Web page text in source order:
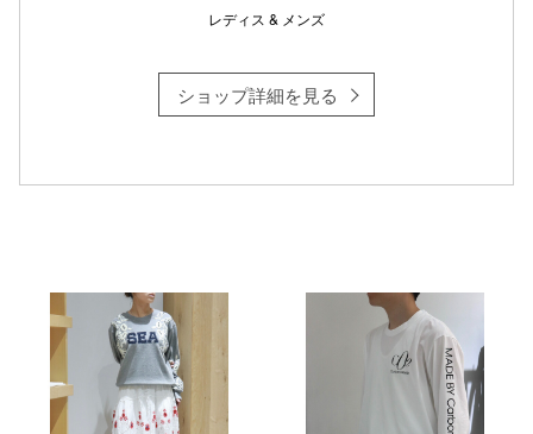
レディス & メンズ
ショップ詳細を見る